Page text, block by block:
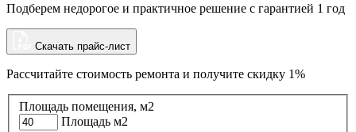
Подберем недорогое и практичное решение с гарантией 1 год
Скачать прайс-лист
Рассчитайте стоимость ремонта и получите скидку 1%
Площадь помещения, м2
Площадь м2